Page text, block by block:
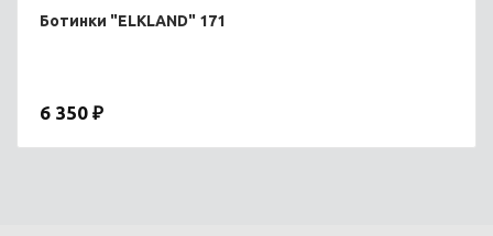
Ботинки "ELKLAND" 171
6 350 ₽